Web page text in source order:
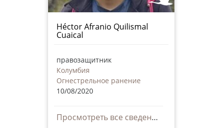
Héctor Afranio Quilismal
Cuaical
правозащитник
Колумбия
Огнестрельное ранение
10/08/2020
Просмотреть все сведения